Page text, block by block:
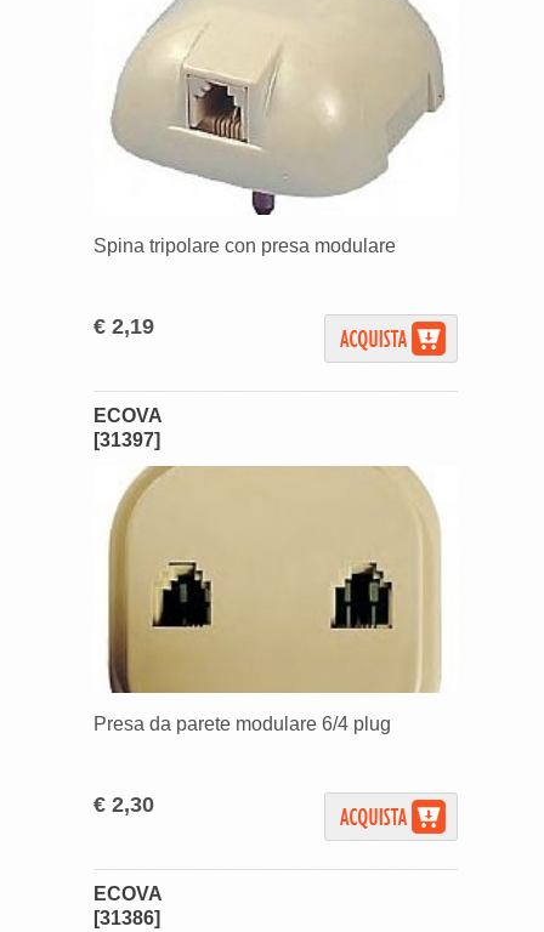
Spina tripolare con presa modulare
€ 2,19
ECOVA
[31397]
Presa da parete modulare 6/4 plug
€ 2,30
ECOVA
[31386]